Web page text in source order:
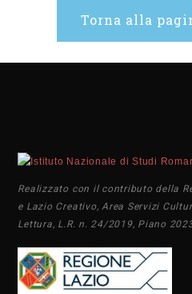
Torna alla
Realizzato con il contributo della
e Lazio Creativo, Area Servizi
Lettura, L.R. n. 24/2019, Piano